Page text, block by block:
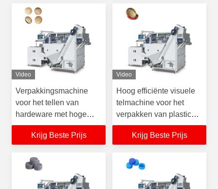
Video
Verpakkingsmachine
voor het tellen van
hardeware met hoge
snelheid en
nauwkeurigheid voor
Krijg Beste Prijs
Video
Hoog efficiënte visuele
telmachine voor het
verpakken van plastic
fleskappen
Krijg Beste Prijs